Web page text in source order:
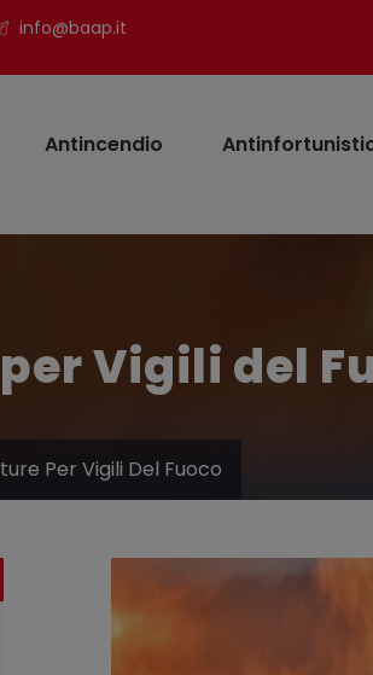
info@baap.it
Antincendio
Vigili del
Per Vigili Del Fuoco